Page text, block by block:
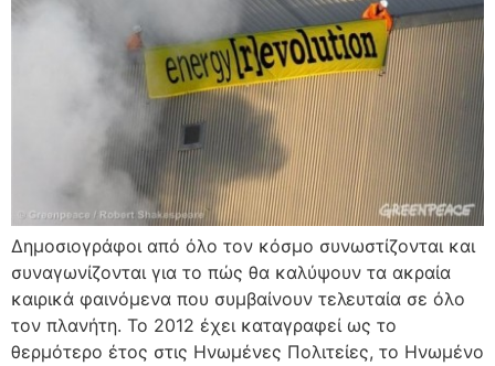
Δημοσιογράφοι από όλο τον κόσμο συνωστίζονται και
συναγωνίζονται για το πώς θα καλύψουν τα ακραία
καιρικά φαινόμενα που συμβαίνουν τελευταία σε όλο
τον πλανήτη. Το 2012 έχει καταγραφεί ως το
θερμότερο έτος στις Ηνωμένες Πολιτείες, το Ηνωμένο